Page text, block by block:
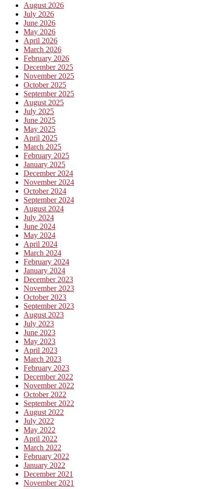
August 2026
July 2026
June 2026
May 2026
April 2026
March 2026
February 2026
December 2025
November 2025
October 2025
September 2025
August 2025
July 2025
June 2025
May 2025
April 2025
March 2025
February 2025
January 2025
December 2024
November 2024
October 2024
September 2024
August 2024
July 2024
June 2024
May 2024
April 2024
March 2024
February 2024
January 2024
December 2023
November 2023
October 2023
September 2023
August 2023
July 2023
June 2023
May 2023
April 2023
March 2023
February 2023
December 2022
November 2022
October 2022
September 2022
August 2022
July 2022
May 2022
April 2022
March 2022
February 2022
January 2022
December 2021
November 2021